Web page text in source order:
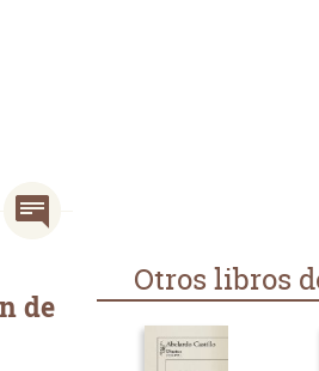
de
Otros libros